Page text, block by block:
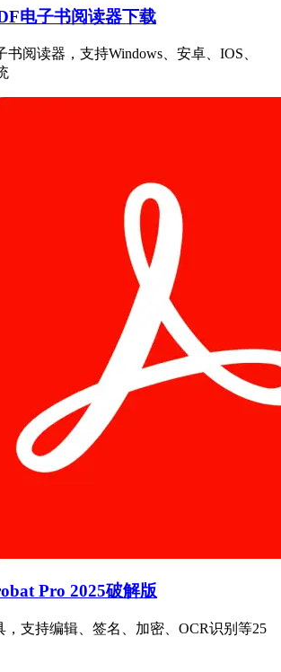
电子书阅读器下载
书阅读器，支持Windows、安卓、IOS、
Pro 2025破解版
，支持编辑、签名、加密、OCR识别等25